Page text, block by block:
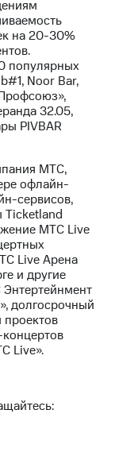
на 20-30%
популярных
Noor Bar,
32.05,
PIVBAR
МТС,
офлайн-
сервисов,
Ticketland
МТС Live
Live Арена
и другие
долгосрочный
проектов
Live».